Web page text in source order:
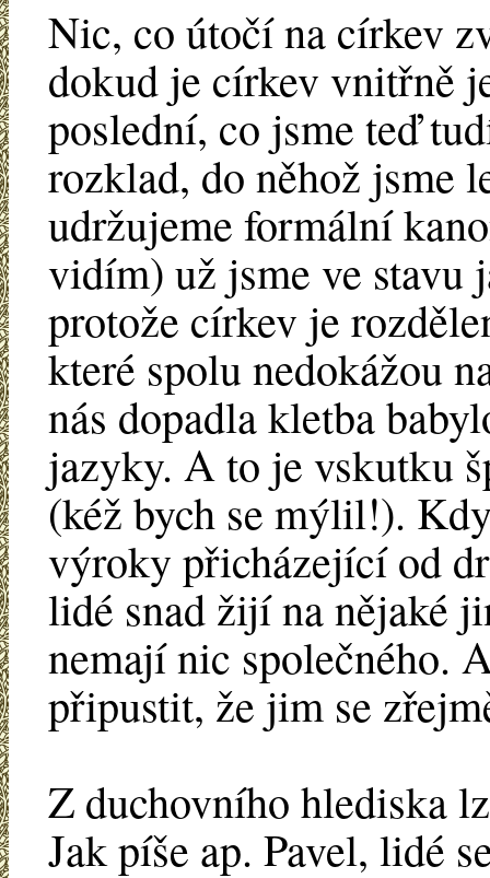
Nic, co útočí na církev
dokud je církev vnitřně
poslední, co jsme teď
rozklad, do něhož jsme
udržujeme formální
vidím) už jsme ve stavu
protože církev je
které spolu nedokážou
nás dopadla kletba
jazyky. A to je vskutku
(kéž bych se mýlil!).
výroky přicházející od
lidé snad žijí na nějaké
nemají nic společného.
připustit, že jim se
Z duchovního hlediska
Jak píše ap. Pavel, lidé